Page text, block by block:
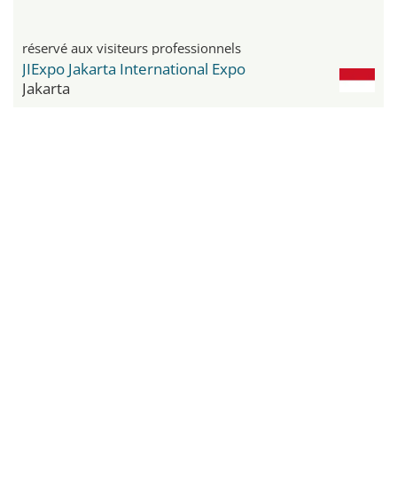
réservé aux visiteurs professionnels
JIExpo Jakarta International Expo
Jakarta